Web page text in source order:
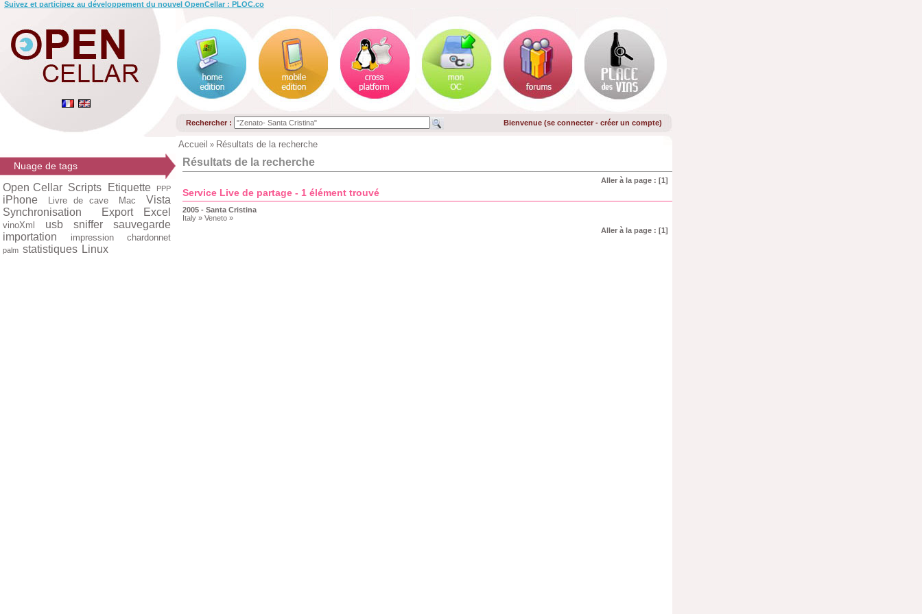
Suivez et participez au développement du nouvel OpenCellar : PLOC.co
Rechercher : Bienvenue (se connecter - créer un compte)
Accueil » Résultats de la recherche
Nuage de tags
Open Cellar Scripts Etiquette PPP
iPhone Livre de cave Mac
Vista
Synchronisation
Export Excel
vinoXml usb sniffer
sauvegarde
importation
impression chardonnet
palm statistiques Linux
Résultats de la recherche
Aller à la page : [1]
Service Live de partage - 1 élément trouvé
2005 - Santa Cristina
Italy » Veneto »
Aller à la page : [1]